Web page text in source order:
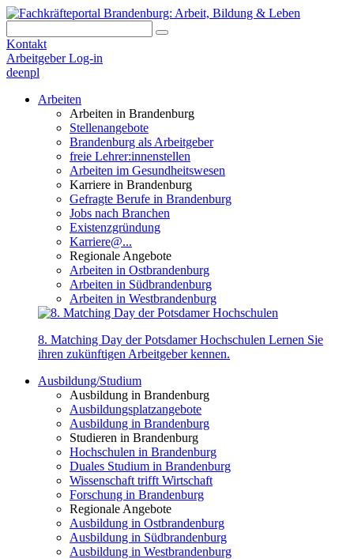
Kontakt
Arbeitgeber Log-in
deenpl
Arbeiten
Arbeiten in Brandenburg
Stellenangebote
Brandenburg als Arbeitgeber
freie Lehrer:innenstellen
Arbeiten im Gesundheitswesen
Karriere in Brandenburg
Gefragte Berufe in Brandenburg
Jobs nach Branchen
Existenzgründung
Karriere@...
Regionale Angebote
Arbeiten in Ostbrandenburg
Arbeiten in Südbrandenburg
Arbeiten in Westbrandenburg
8. Matching Day der Potsdamer Hochschulen Lernen Sie
ihren zukünftigen Arbeitgeber kennen.
Ausbildung/Studium
Ausbildung in Brandenburg
Ausbildungsplatzangebote
Ausbildung in Brandenburg
Studieren in Brandenburg
Hochschulen in Brandenburg
Duales Studium in Brandenburg
Wissenschaft trifft Wirtschaft
Forschung in Brandenburg
Regionale Angebote
Ausbildung in Ostbrandenburg
Ausbildung in Südbrandenburg
Ausbildung in Westbrandenburg